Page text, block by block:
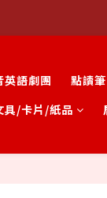
英語劇團 點讀筆
具/卡片/紙品